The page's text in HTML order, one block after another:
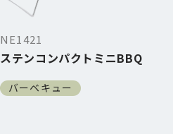
NE1421
ステンコンパクトミニBBQ
バーベキュー